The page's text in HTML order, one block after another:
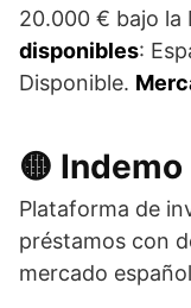
20.000 € bajo la
disponibles:
Disponible.
🟡 Indemo
Plataforma de
préstamos con
mercado